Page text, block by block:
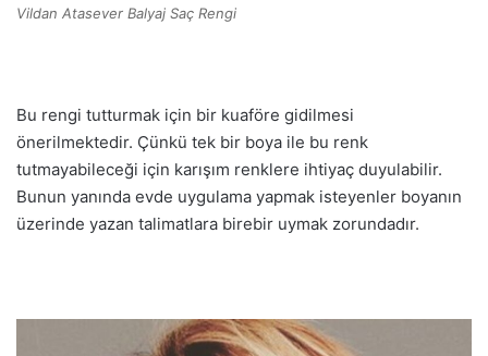
Vildan Atasever Balyaj Saç Rengi
Bu rengi tutturmak için bir kuaföre gidilmesi
önerilmektedir. Çünkü tek bir boya ile bu renk
tutmayabileceği için karışım renklere ihtiyaç duyulabilir.
Bunun yanında evde uygulama yapmak isteyenler boyanın
üzerinde yazan talimatlara birebir uymak zorundadır.